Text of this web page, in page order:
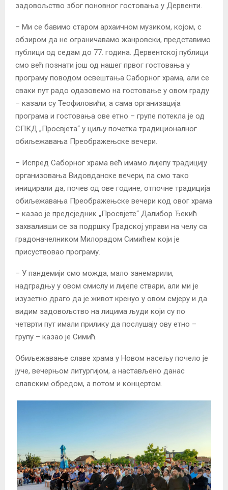
задовољство због поновног гостовања у Дервенти.
– Ми се бавимо старом архаичном музиком, којом, с
обзиром да не ограничавамо жанровски, представимо
публици од седам до 77. година. Дервентској публици
смо већ познати још од нашег првог гостовања у
програму поводом освештања Саборног храма, али се
сваки пут радо одазовемо на гостовање у овом граду
– казали су Теофиловићи, а сама организација
програма и гостовања ове етно – групе потекла је од
СПКД „Просвјета“ у циљу почетка традиционалног
обиљежавања Преображењске вечери.
– Испред Саборног храма већ имамо лијепу традицију
организовања Видовданске вечери, па смо тако
иницирали да, почев од ове године, отпочне традиција
обиљежавања Преображењске вечери код овог храма
– казао је предсједник „Просвјете“ Далибор Ђекић
захваливши се за подршку Градској управи на челу са
градоначелником Милорадом Симићем који је
присуствовао програму.
– У пандемији смо можда, мало занемарили,
надградњу у овом смислу и лијепе ствари, али ми је
изузетно драго да је живот кренуо у овом смјеру и да
видим задовољство на лицима људи који су по
четврти пут имали прилику да послушају ову етно –
групу – казао је Симић.
Обиљежавање славе храма у Новом насељу почело је
јуче, вечерњом литургијом, а настављено данас
славским обредом, а потом и концертом.